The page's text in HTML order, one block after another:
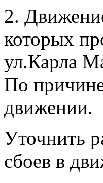
2.
которых
ул.Карла
По
движении.
Уточнить
сбоев в